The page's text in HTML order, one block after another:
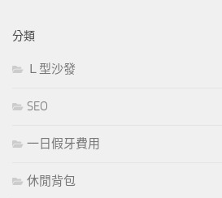
分類
Ｌ型沙發
SEO
一日假牙費用
休閒背包